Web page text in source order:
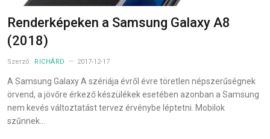
Renderképeken a Samsung Galaxy A8
(2018)
Szerző: RICHÁRD 2017-12-17
A Samsung Galaxy A szériája évről évre töretlen népszerűségnek
örvend, a jövőre érkező készülékek esetében azonban a Samsung
nem kevés változtatást tervez érvénybe léptetni. Mobilok
szűnnek…